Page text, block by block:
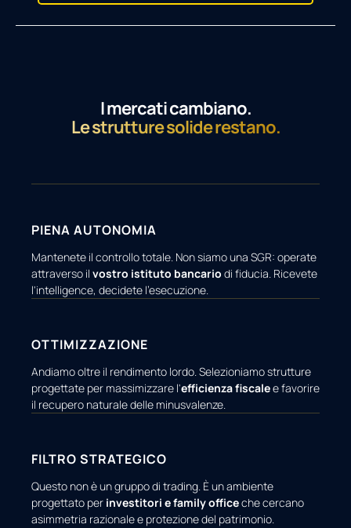
I mercati cambiano.
Le strutture solide restano.
PIENA AUTONOMIA
Mantenete il controllo totale. Non siamo una SGR: operate
attraverso il vostro istituto bancario di fiducia. Ricevete
l'intelligence, decidete l'esecuzione.
OTTIMIZZAZIONE
Andiamo oltre il rendimento lordo. Selezioniamo strutture
progettate per massimizzare l'efficienza fiscalee favorire
il recupero naturale delle minusvalenze.
FILTRO STRATEGICO
Questo non è un gruppo di trading. È un ambiente
progettato per investitori e family officeche cercano
asimmetria razionale e protezione del patrimonio.